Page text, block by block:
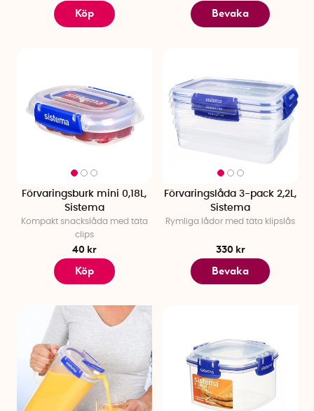
Köp Bevaka
Förvaringsburk mini 0,18L,
Sistema
Kompakt snackslåda med täta
clips
40 kr
Köp
Förvaringslåda 3-pack 2,2L,
Sistema
Rymliga lådor med täta klipslås
330 kr
Bevaka